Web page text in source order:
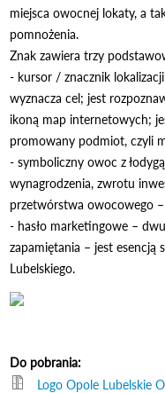
miejsca owocnej lokaty, a
pomnożenia.
Znak zawiera trzy
- kursor / znacznik
wyznacza cel; jest
ikoną map internetowych;
promowany podmiot, czyli
- symboliczny owoc z
wynagrodzenia, zwrotu
przetwórstwa owocowego
- hasło marketingowe –
zapamiętania – jest esencją
Lubelskiego.
Do pobrania:
Logo Opole Lubelskie